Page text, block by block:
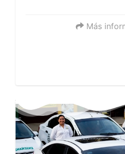
Más
"CENTRO DE